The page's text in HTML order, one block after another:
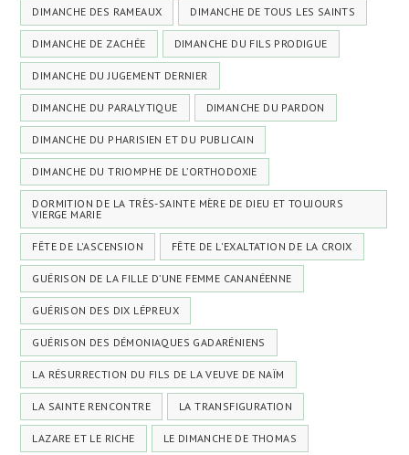
DIMANCHE DES RAMEAUX DIMANCHE DE TOUS LES SAINTS
DIMANCHE DE ZACHÉE DIMANCHE DU FILS PRODIGUE
DIMANCHE DU JUGEMENT DERNIER
DIMANCHE DU PARALYTIQUE DIMANCHE DU PARDON
DIMANCHE DU PHARISIEN ET DU PUBLICAIN
DIMANCHE DU TRIOMPHE DE L’ORTHODOXIE
DORMITION DE LA TRÈS-SAINTE MÈRE DE DIEU ET TOUJOURS
VIERGE MARIE
FÊTE DE L'ASCENSION FÊTE DE L'EXALTATION DE LA CROIX
GUÉRISON DE LA FILLE D’UNE FEMME CANANÉENNE
GUÉRISON DES DIX LÉPREUX
GUÉRISON DES DÉMONIAQUES GADARÉNIENS
LA RÉSURRECTION DU FILS DE LA VEUVE DE NAÏM
LA SAINTE RENCONTRE LA TRANSFIGURATION
LAZARE ET LE RICHE LE DIMANCHE DE THOMAS